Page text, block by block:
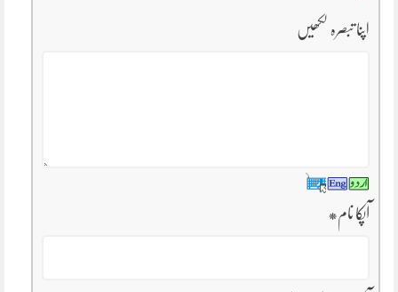
اپنا تبصرہ لکھیں
آپکا نام*